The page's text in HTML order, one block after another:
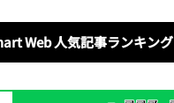
Web 人気記事ランキング